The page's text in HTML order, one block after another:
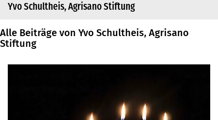
Yvo Schultheis, Agrisano Stiftung
Alle Beiträge von Yvo Schultheis, Agrisano
Stiftung